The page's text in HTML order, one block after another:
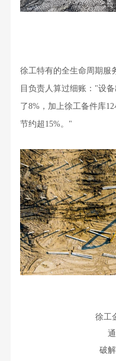
徐工特有的全生命周期服
目负责人算过细账："设
了8%，加上徐工备件库
节约超15%。"
徐工
破